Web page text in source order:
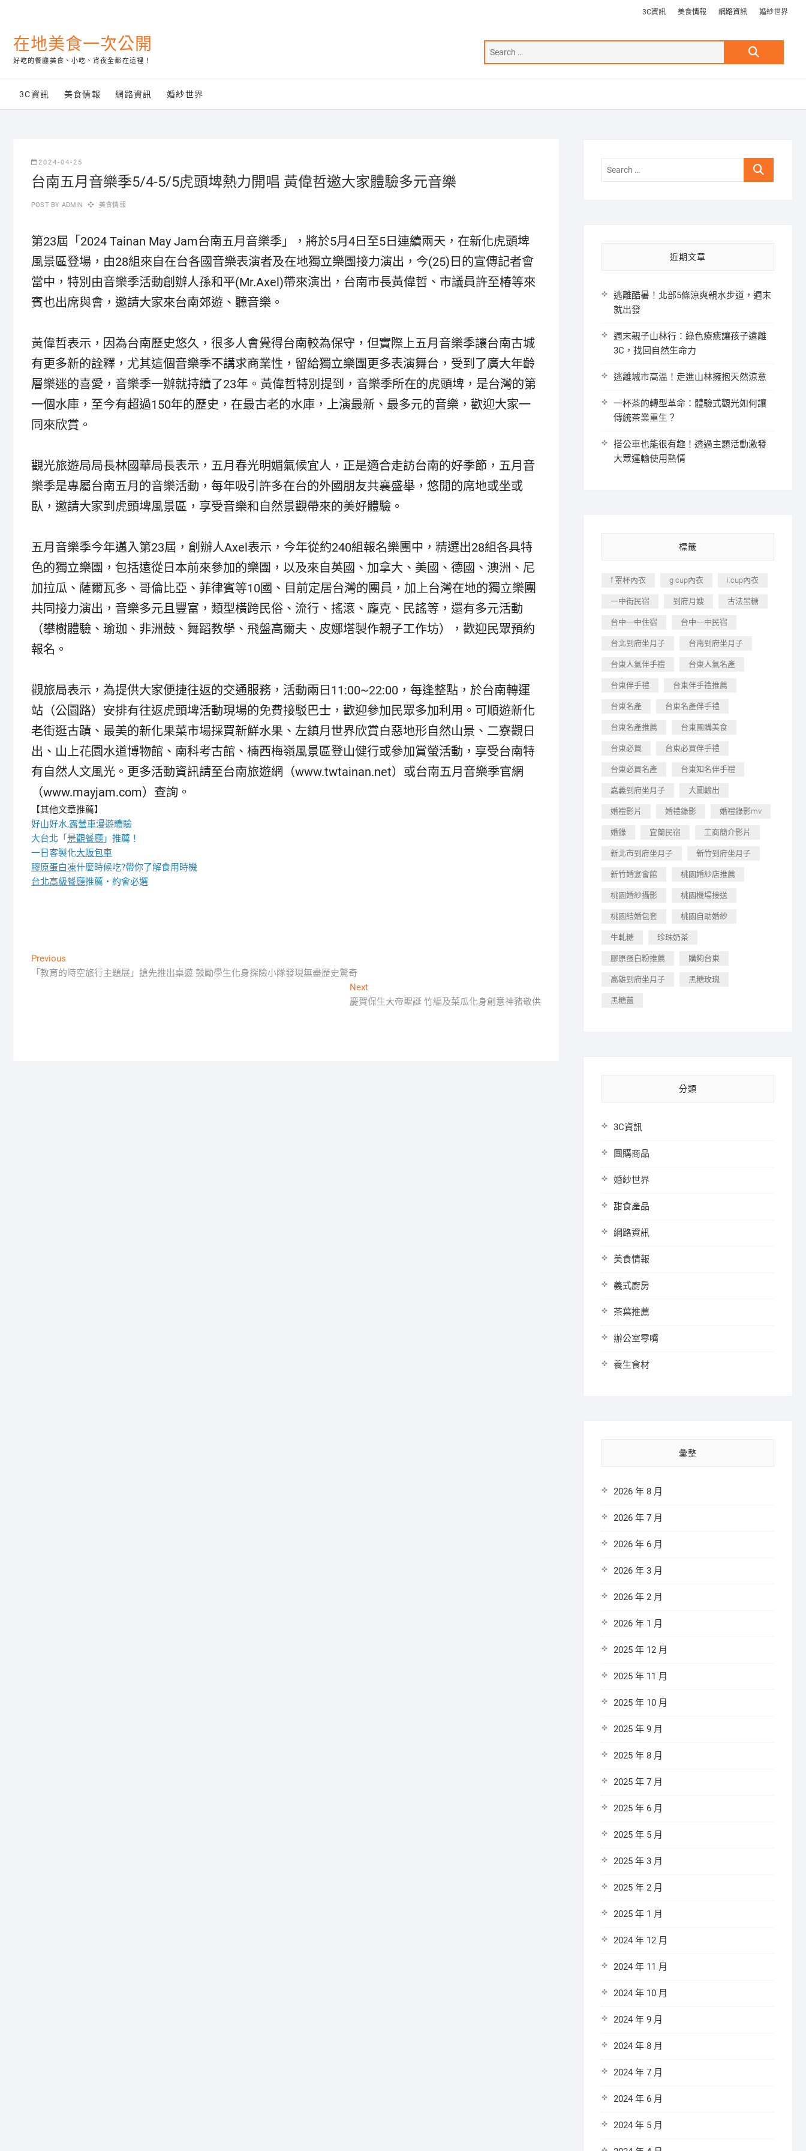
content
3C資訊 美食情報 網路資訊 婚紗世界
在地美食一次公開
好吃的餐廳美食、小吃、宵夜全都在這裡！
Search
3C資訊 美食情報 網路資訊 婚紗世界
2024-04-25
台南五月音樂季5/4-5/5虎頭埤熱力開唱 黃偉哲邀大家體驗多元音樂
POST BY ADMIN 美食情報
第23屆「2024 Tainan May Jam台南五月音樂季」，將於5月4日至5日連續兩天，在新化虎頭埤
風景區登場，由28組來自在台各國音樂表演者及在地獨立樂團接力演出，今(25)日的宣傳記者會
當中，特別由音樂季活動創辦人孫和平(Mr.Axel)帶來演出，台南市長黃偉哲、市議員許至椿等來
賓也出席與會，邀請大家來台南郊遊、聽音樂。
黃偉哲表示，因為台南歷史悠久，很多人會覺得台南較為保守，但實際上五月音樂季讓台南古城
有更多新的詮釋，尤其這個音樂季不講求商業性，留給獨立樂團更多表演舞台，受到了廣大年齡
層樂迷的喜愛，音樂季一辦就持續了23年。黃偉哲特別提到，音樂季所在的虎頭埤，是台灣的第
一個水庫，至今有超過150年的歷史，在最古老的水庫，上演最新、最多元的音樂，歡迎大家一
同來欣賞。
觀光旅遊局局長林國華局長表示，五月春光明媚氣候宜人，正是適合走訪台南的好季節，五月音
樂季是專屬台南五月的音樂活動，每年吸引許多在台的外國朋友共襄盛舉，悠閒的席地或坐或
臥，邀請大家到虎頭埤風景區，享受音樂和自然景觀帶來的美好體驗。
五月音樂季今年邁入第23屆，創辦人Axel表示，今年從約240組報名樂團中，精選出28組各具特
色的獨立樂團，包括遠從日本前來參加的樂團，以及來自英國、加拿大、美國、德國、澳洲、尼
加拉瓜、薩爾瓦多、哥倫比亞、菲律賓等10國、目前定居台灣的團員，加上台灣在地的獨立樂團
共同接力演出，音樂多元且豐富，類型橫跨民俗、流行、搖滾、龐克、民謠等，還有多元活動
（攀樹體驗、瑜珈、非洲鼓、舞蹈教學、飛盤高爾夫、皮娜塔製作親子工作坊），歡迎民眾預約
報名。
觀旅局表示，為提供大家便捷往返的交通服務，活動兩日11:00~22:00，每逢整點，於台南轉運
站（公園路）安排有往返虎頭埤活動現場的免費接駁巴士，歡迎參加民眾多加利用。可順遊新化
老街逛古蹟、最美的新化果菜市場採買新鮮水果、左鎮月世界欣賞白惡地形自然山景、二寮觀日
出、山上花園水道博物館、南科考古館、楠西梅嶺風景區登山健行或參加賞螢活動，享受台南特
有自然人文風光。更多活動資訊請至台南旅遊網（www.twtainan.net）或台南五月音樂季官網
（www.mayjam.com）查詢。
【其他文章推薦】
好山好水,露營車漫遊體驗
大台北「 景觀餐廳 」推薦！
一日客製化大阪包車
膠原蛋白凍什麼時候吃?帶你了解食用時機
台北高級餐廳推薦・約會必選
文
章
Previous
post:
「教育的時空旅行主題展」搶先推出桌遊 鼓勵學生化身探險小隊發現無盡歷史驚奇
NextNext
post:
慶賀保生大帝聖誕 竹編及菜瓜化身創意神豬敬供
Search
近期文章
逃離酷暑！北部5條涼爽親水步道，週末
就出發
週末親子山林行：綠色療癒讓孩子遠離
3C，找回自然生命力
逃離城市高溫！走進山林擁抱天然涼意
一杯茶的轉型革命：體驗式觀光如何讓
傳統茶業重生？
搭公車也能很有趣！透過主題活動激發
大眾運輸使用熱情
標籤
f 罩杯內衣 g cup內衣 i cup內衣
一中街民宿 到府月嫂 古法黑糖
台中一中住宿 台中一中民宿
台北到府坐月子 台南到府坐月子
台東人氣伴手禮 台東人氣名產
台東伴手禮 台東伴手禮推薦
台東名產 台東名產伴手禮
台東名產推薦 台東團購美食
台東必買 台東必買伴手禮
台東必買名產 台東知名伴手禮
嘉義到府坐月子 大圖輸出
婚禮影片 婚禮錄影 婚禮錄影mv
婚錄 宜蘭民宿 工商簡介影片
新北市到府坐月子 新竹到府坐月子
新竹婚宴會館 桃園婚紗店推薦
桃園婚紗攝影 桃園機場接送
桃園結婚包套 桃園自助婚紗
牛軋糖 珍珠奶茶
膠原蛋白粉推薦 購夠台東
高雄到府坐月子 黑糖玫瑰
黑糖薑
分類
3C資訊
團購商品
婚紗世界
甜食產品
網路資訊
美食情報
義式廚房
茶葉推薦
辦公室零嘴
養生食材
彙整
2026 年 8 月
2026 年 7 月
2026 年 6 月
2026 年 3 月
2026 年 2 月
2026 年 1 月
2025 年 12 月
2025 年 11 月
2025 年 10 月
2025 年 9 月
2025 年 8 月
2025 年 7 月
2025 年 6 月
2025 年 5 月
2025 年 3 月
2025 年 2 月
2025 年 1 月
2024 年 12 月
2024 年 11 月
2024 年 10 月
2024 年 9 月
2024 年 8 月
2024 年 7 月
2024 年 6 月
2024 年 5 月